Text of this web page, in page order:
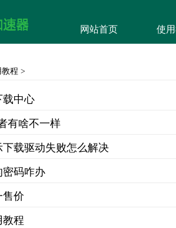
网站首页 使
程 >
载中心
有啥不一样
载驱动失败怎么解决
密码咋办
售价
教程